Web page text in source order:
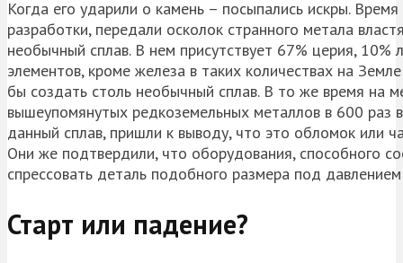
Когда его ударили о камень – посыпались искры.
разработки, передали осколок странного метала
необычный сплав. В нем присутствует 67% церия,
элементов, кроме железа в таких количествах на
бы создать столь необычный сплав. В то же время на
вышеупомянутых редкоземельных металлов в 600
данный сплав, пришли к выводу, что это обломок или
Они же подтвердили, что оборудования, способного
спрессовать деталь подобного размера под
Старт или падение?